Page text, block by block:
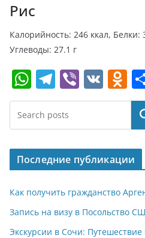
Рис
Калорийность: 246 ккал,
Углеводы: 27.1 г
W
h
at
s
A
p
p
T
el
e
gr
a
m
Vi
b
V
K
O
d
o
kl
a
ss
ni
ki
Последние публикации
Как получить гражданство
Запись на визу в Посольство
Экскурсии в Сочи: